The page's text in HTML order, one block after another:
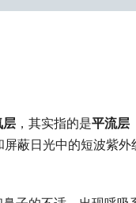
层 ，其实指的是平流层
蔽日光中的短波紫外